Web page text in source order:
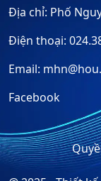
Địa chỉ: Phố
Điện thoại:
Email:
Facebook